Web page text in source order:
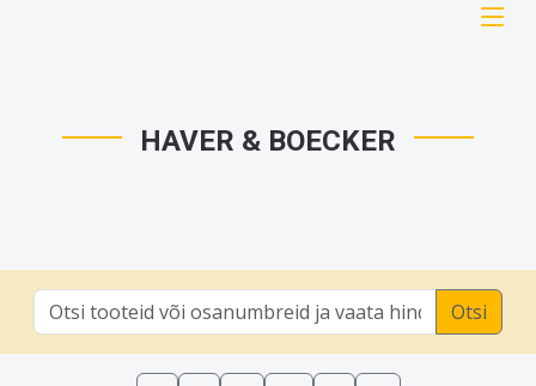
HAVER & BOECKER
Otsi